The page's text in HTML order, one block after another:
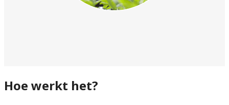
Hoe werkt het?